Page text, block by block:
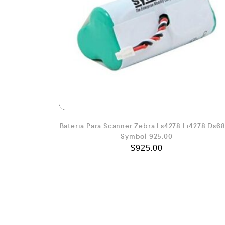
Bateria Para Scanner Zebra Ls4278 Li4278
Symbol 925.00
$925.00